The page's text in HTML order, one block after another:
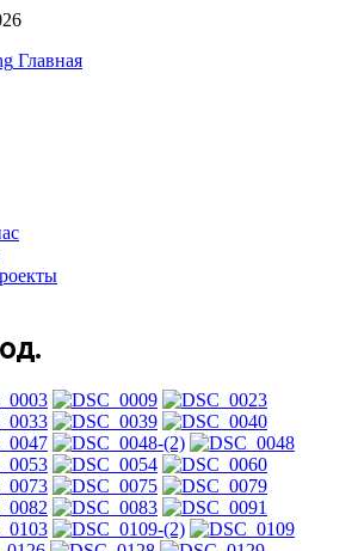
Главная